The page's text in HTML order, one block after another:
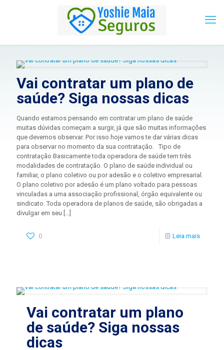
Vai contratar um plano de
saúde? Siga nossas dicas
Quando estamos pensando em contratar um plano de saúde
muitas dúvidas começam a surgir, já que são muitas informações
que devemos observar. Por isso hoje vamos te dar várias dicas
para observar no momento da sua contratação. Tipo de
contratação Basicamente toda operadora de saúde tem três
modalidades de contratação. O plano de saúde individual ou
familiar, o plano coletivo ou por adesão e o coletivo empresarial.
O plano coletivo por adesão é um plano voltado para pessoas
vinculadas a uma associação profissional, órgão equivalente ou
sindicato. Toda operadora de planos de saúde, são obrigadas a
divulgar em seu […]
0 Leia mais
Vai contratar um plano
de saúde? Siga nossas
dicas